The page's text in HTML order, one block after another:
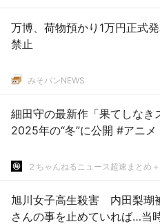
万博、荷物預かり1万円正式
禁止
みそパンNEWS
細田守の最新作「果てしなき
2025年の“冬”に公開 #アニメ
２ちゃんねるニュース超速まとめ＋
旭川女子高生殺害 内田梨瑚
さんの事を止めていれば…当